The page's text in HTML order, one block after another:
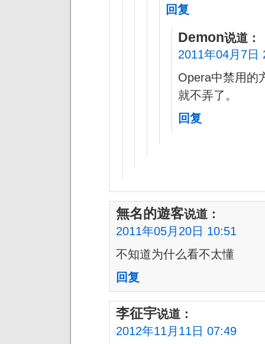
回复
Demon说道：
2011年04月7日
Opera中禁用的
就不弄了。
回复
無名的遊客说道：
2011年05月20日 10:51
不知道为什么看不太懂
回复
李征宇说道：
2012年11月11日 07:49